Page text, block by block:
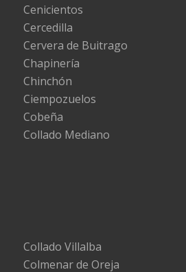
Cenicientos
Cercedilla
Cervera de Buitrago
Chapinería
Chinchón
Ciempozuelos
Cobeña
Collado Mediano
Collado Villalba
Colmenar de Oreja